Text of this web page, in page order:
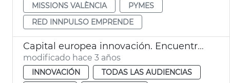
MISSIONS VALÈNCIA
PYMES
RED INNPULSO EMPRENDE
Capital europea innovación. Encuentro alcalde y secretaria general innovación
modificado hace 3 años
INNOVACIÓN
TODAS LAS AUDIENCIAS